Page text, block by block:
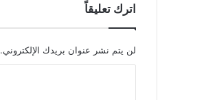
اترك تعليقاً
لن يتم نشر عنوان بريدك الإلكتروني.